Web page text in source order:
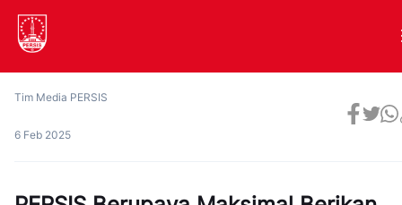
Tim Media PERSIS
6 Feb 2025